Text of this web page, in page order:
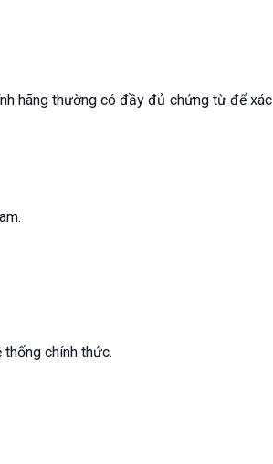
hãng thường có đầy đủ chứng từ để xác
thống chính thức.